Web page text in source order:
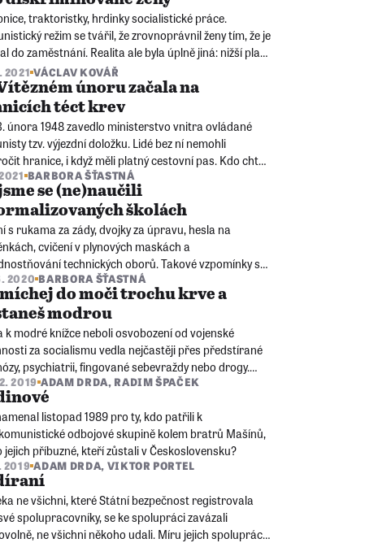
traktoristky, hrdinky socialistické práce.
režim se tvářil, že zrovnoprávnil ženy tím, že je
do zaměstnání. Realita ale byla úplně jiná: nižší platy
diskriminace.
2021 VÁCLAV KOVÁŘ
únoru začala na
téct krev
února 1948 zavedlo ministerstvo vnitra ovládané
tzv. výjezdní doložku. Lidé bez ní nemohli
hranice, i když měli platný cestovní pas. Kdo chtěl
„ráj“ opustit, riskoval život.
BARBORA ŠŤASTNÁ
se (ne)naučili
školách
s rukama za zády, dvojky za úpravu, hesla na
cvičení v plynových maskách a
technických oborů. Takové vzpomínky se
pamětníkům na školní výuku v 70. a 80. letech.
2020 BARBORA ŠŤASTNÁ
do moči trochu krve a
modrou
k modré knížce neboli osvobození od vojenské
za socialismu vedla nejčastěji přes předstírané
psychiatrii, fingované sebevraždy nebo drogy.
ji volili ze strachu ze šikany a nátlaku politruků.
2019 ADAM DRDA, RADIM ŠPAČEK
listopad 1989 pro ty, kdo patřili k
odbojové skupině kolem bratrů Mašínů,
jejich příbuzné, kteří zůstali v Československu?
2019 ADAM DRDA, VIKTOR PORTEL
ne všichni, které Státní bezpečnost registrovala
spolupracovníky, se ke spolupráci zavázali
ne všichni někoho udali. Míru jejich spolupráce